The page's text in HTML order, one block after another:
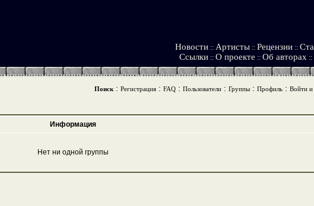
Новости :: Артисты :: Рецензии ::
Ссылки :: О проекте :: Об авторах ::
Поиск: Регистрация: FAQ: Пользователи: Группы: Профиль: Войти и
Информация
Нет ни одной группы